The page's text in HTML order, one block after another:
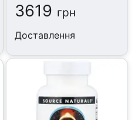
3619 грн
Доставлення